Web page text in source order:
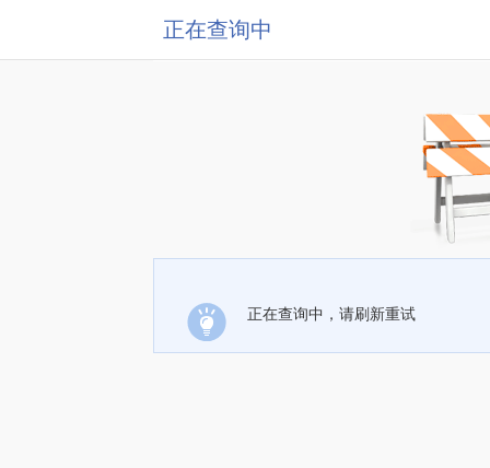
正在查询中
正在查询中，请刷新重试